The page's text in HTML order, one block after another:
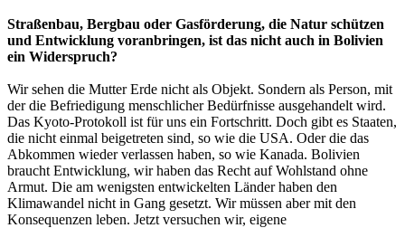
Straßenbau, Bergbau oder Gasförderung, die Natur schützen
und Entwicklung voranbringen, ist das nicht auch in Bolivien
ein Widerspruch?
Wir sehen die Mutter Erde nicht als Objekt. Sondern als Person, mit
der die Befriedigung menschlicher Bedürfnisse ausgehandelt wird.
Das Kyoto-Protokoll ist für uns ein Fortschritt. Doch gibt es Staaten,
die nicht einmal beigetreten sind, so wie die USA. Oder die das
Abkommen wieder verlassen haben, so wie Kanada. Bolivien
braucht Entwicklung, wir haben das Recht auf Wohlstand ohne
Armut. Die am wenigsten entwickelten Länder haben den
Klimawandel nicht in Gang gesetzt. Wir müssen aber mit den
Konsequenzen leben. Jetzt versuchen wir, eigene